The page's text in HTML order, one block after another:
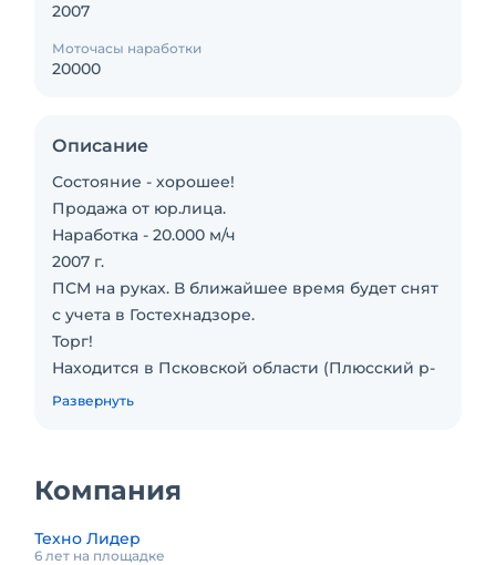
2007
Моточасы наработки
20000
Описание
Состояние - хорошее!
Продажа от юр.лица.
Наработка - 20.000 м/ч
2007 г.
ПСМ на руках. В ближайшее время будет снят
с учета в Гостехнадзоре.
Торг!
Находится в Псковской области (Плюсский р-
н, дер. Игомель), ~ 100 км от г.Сланцы
дилера. Возможна продажа в лизинг.
Развернуть
Компания
Техно Лидер
6 лет на площадке